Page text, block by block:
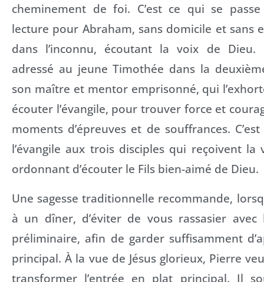
cheminement de foi. C’est ce qui se
lecture pour Abraham, sans domicile et sans
dans l’inconnu, écoutant la voix de Dieu.
adressé au jeune Timothée dans la
son maître et mentor emprisonné, qui
écouter l’évangile, pour trouver force et
moments d’épreuves et de souffrances.
l’évangile aux trois disciples qui reçoivent la
ordonnant d’écouter le Fils bien-aimé de Dieu.
Une sagesse traditionnelle recommande,
à un dîner, d’éviter de vous rassasier
préliminaire, afin de garder suffisamment
principal. À la vue de Jésus glorieux, Pierre
transformer l’entrée en plat principal. Il